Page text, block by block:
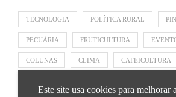
TECNOLOGIA POLÍTICA RURAL
PECUÁRIA FRUTICULTURA
COLUNAS CLIMA CAFEICULTURA
Este site usa cookies para melhorar